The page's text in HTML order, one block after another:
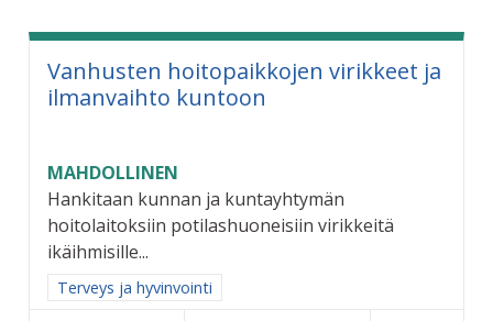
Vanhusten hoitopaikkojen virikkeet ja
ilmanvaihto kuntoon
MAHDOLLINEN
Hankitaan kunnan ja kuntayhtymän
hoitolaitoksiin potilashuoneisiin virikkeitä
ikäihmisille...
Rajaa tulokset aihepiirin mukaan: Terveys ja hyvinvointi
Terveys ja hyvinvointi